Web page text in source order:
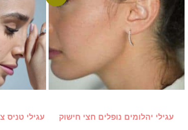
עגילי יהלומים נופלים חצי חישוק עגילי טניס